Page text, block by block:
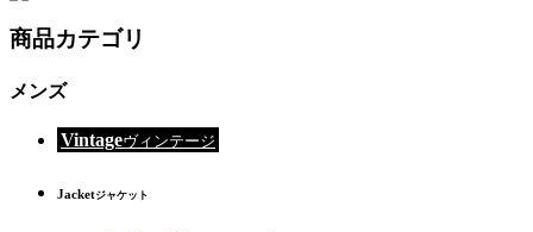
商品カテゴリ
メンズ
Vintageヴィンテージ
Jacketジャケット